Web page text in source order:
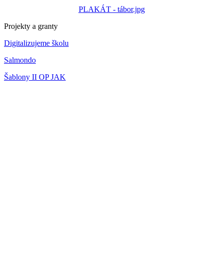
PLAKÁT - tábor.jpg
Projekty a granty
Digitalizujeme školu
Salmondo
Šablony II OP JAK